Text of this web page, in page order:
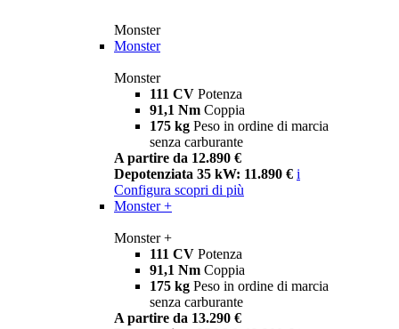
Monster
Monster
Monster
111 CV Potenza
91,1 Nm Coppia
175 kg Peso in ordine di marcia
senza carburante
A partire da 12.890 €
Depotenziata 35 kW: 11.890 € i
Configura scopri di più
Monster +
Monster +
111 CV Potenza
91,1 Nm Coppia
175 kg Peso in ordine di marcia
senza carburante
A partire da 13.290 €